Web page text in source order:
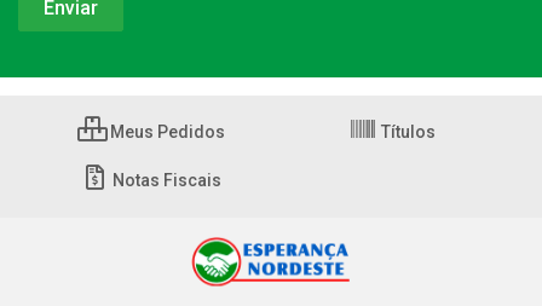
Meus Pedidos Títulos
Notas Fiscais